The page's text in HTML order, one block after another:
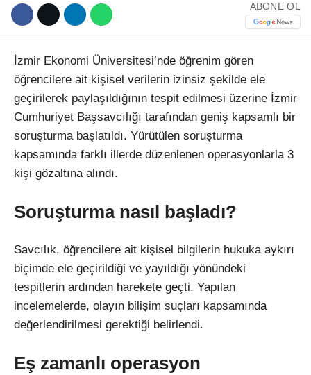
ABONE OL
İzmir Ekonomi Üniversitesi’nde öğrenim gören
öğrencilere ait kişisel verilerin izinsiz şekilde ele
geçirilerek paylaşıldığının tespit edilmesi üzerine İzmir
Cumhuriyet Başsavcılığı tarafından geniş kapsamlı bir
soruşturma başlatıldı. Yürütülen soruşturma
kapsamında farklı illerde düzenlenen operasyonlarla 3
kişi gözaltına alındı.
Soruşturma nasıl başladı?
Savcılık, öğrencilere ait kişisel bilgilerin hukuka aykırı
biçimde ele geçirildiği ve yayıldığı yönündeki
tespitlerin ardından harekete geçti. Yapılan
incelemelerde, olayın bilişim suçları kapsamında
değerlendirilmesi gerektiği belirlendi.
Eş zamanlı operasyon